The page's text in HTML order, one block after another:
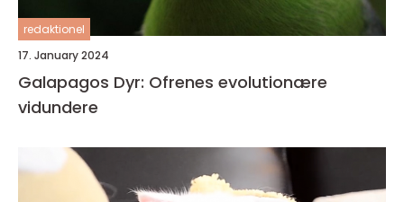
redaktionel
17. January 2024
Galapagos Dyr: Ofrenes evolutionære
vidundere